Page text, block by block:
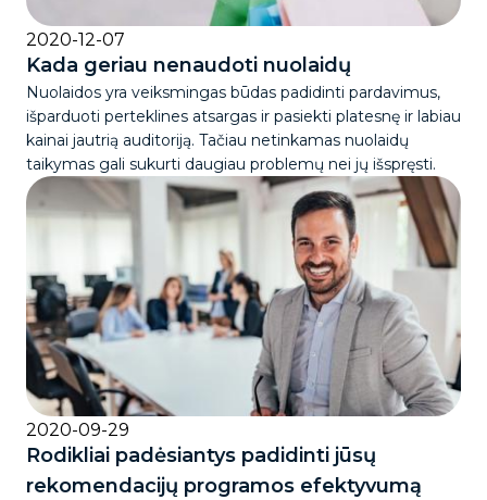
2020-12-07
Kada geriau nenaudoti nuolaidų
Nuolaidos yra veiksmingas būdas padidinti pardavimus,
išparduoti perteklines atsargas ir pasiekti platesnę ir labiau
kainai jautrią auditoriją. Tačiau netinkamas nuolaidų
taikymas gali sukurti daugiau problemų nei jų išspręsti.
2020-09-29
Rodikliai padėsiantys padidinti jūsų
rekomendacijų programos efektyvumą